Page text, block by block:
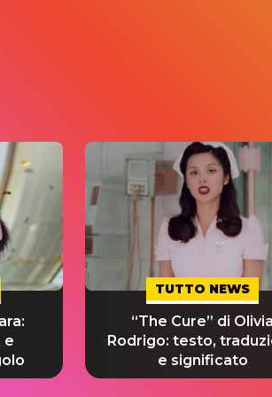
e
TUTTO NEWS
“The Cure” di Olivia
Rodrigo: testo,
e significato